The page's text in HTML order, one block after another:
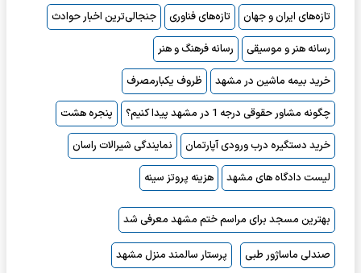
تازه‌های ایران و جهان
تازه‌های فناوری
جنجالی‌ترین اخبار حوادث
رسانه هنر و موسیقی
رسانه فرهنگ و هنر
خرید بیمه ماشین در مشهد
ظروف یکبارمصرف
چگونه مشاور حقوقی درجه 1 در مشهد پیدا کنیم؟
پنجره هشت
خرید دستگیره درب ورودی آپارتمان
نمایندگی شیرالات راسان
لیست دادگاه های مشهد
هزینه پروتز سینه
بهترین مسجد برای مراسم ختم مشهد معرفی شد
صندلی ماساژور طبی پرستار سالمند منزل مشهد